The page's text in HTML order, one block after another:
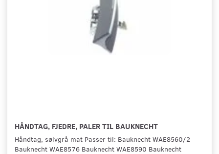
HÅNDTAG, FJEDRE, PALER TIL BAUKNECHT
Håndtag, sølvgrå mat Passer til: Bauknecht WAE8560/2
Bauknecht WAE8576 Bauknecht WAE8590 Bauknecht